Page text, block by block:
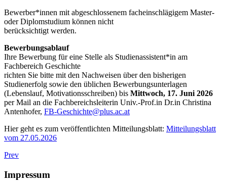
Bewerber*innen mit abgeschlossenem facheinschlägigem Master-
oder Diplomstudium können nicht
berücksichtigt werden.
Bewerbungsablauf
Ihre Bewerbung für eine Stelle als Studienassistent*in am
Fachbereich Geschichte
richten Sie bitte mit den Nachweisen über den bisherigen
Studienerfolg sowie den üblichen Bewerbungsunterlagen
(Lebenslauf, Motivationsschreiben) bis Mittwoch, 17. Juni 2026
per Mail an die Fachbereichsleiterin Univ.-Prof.in Dr.in Christina
Antenhofer, FB-Geschichte@plus.ac.at
Hier geht es zum veröffentlichten Mitteilungsblatt: Mitteilungsblatt
vom 27.05.2026
Prev
Impressum